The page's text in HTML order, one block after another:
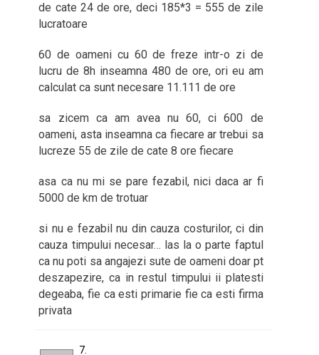
de cate 24 de ore, deci 185*3 = 555 de zile
lucratoare
60 de oameni cu 60 de freze intr-o zi de
lucru de 8h inseamna 480 de ore, ori eu am
calculat ca sunt necesare 11.111 de ore
sa zicem ca am avea nu 60, ci 600 de
oameni, asta inseamna ca fiecare ar trebui sa
lucreze 55 de zile de cate 8 ore fiecare
asa ca nu mi se pare fezabil, nici daca ar fi
5000 de km de trotuar
si nu e fezabil nu din cauza costurilor, ci din
cauza timpului necesar… las la o parte faptul
ca nu poti sa angajezi sute de oameni doar pt
deszapezire, ca in restul timpului ii platesti
degeaba, fie ca esti primarie fie ca esti firma
privata